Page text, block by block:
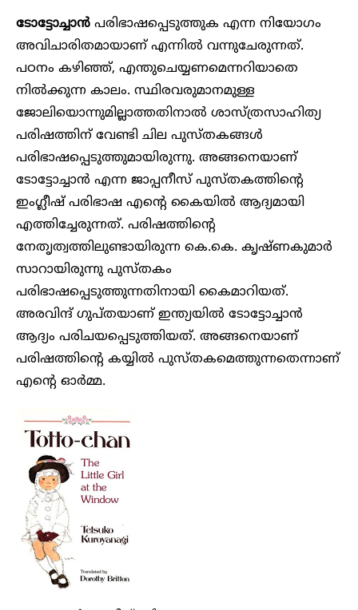
ടോട്ടോച്ചാൻ പരിഭാഷപ്പെടുത്തുക എന്ന നിയോഗം
അവിചാരിതമായാണ് എന്നിൽ വന്നുചേരുന്നത്.
പഠനം കഴിഞ്ഞ്, എന്തുചെയ്യണമെന്നറിയാതെ
നിൽക്കുന്ന കാലം. സ്ഥിരവരുമാനമുള്ള
ജോലിയൊന്നുമില്ലാത്തതിനാൽ ശാസ്ത്രസാഹിത്യ
പരിഷത്തിന് വേണ്ടി ചില പുസ്തകങ്ങൾ
പരിഭാഷപ്പെടുത്തുമായിരുന്നു. അങ്ങനെയാണ്
ടോട്ടോച്ചാൻ എന്ന ജാപ്പനീസ് പുസ്തകത്തിന്റെ
ഇംഗ്ലീഷ് പരിഭാഷ എന്റെ കൈയിൽ ആദ്യമായി
എത്തിച്ചേരുന്നത്. പരിഷത്തിന്റെ
നേതൃത്വത്തിലുണ്ടായിരുന്ന കെ.കെ. കൃഷ്ണകുമാർ
സാറായിരുന്നു പുസ്തകം
പരിഭാഷപ്പെടുത്തുന്നതിനായി കൈമാറിയത്.
അരവിന്ദ് ഗുപ്തയാണ് ഇന്ത്യയിൽ ടോട്ടോച്ചാൻ
ആദ്യം പരിചയപ്പെടുത്തിയത്. അങ്ങനെയാണ്
പരിഷത്തിന്റെ കയ്യിൽ പുസ്തകമെത്തുന്നതെന്നാണ്
എന്റെ ഓർമ്മ.